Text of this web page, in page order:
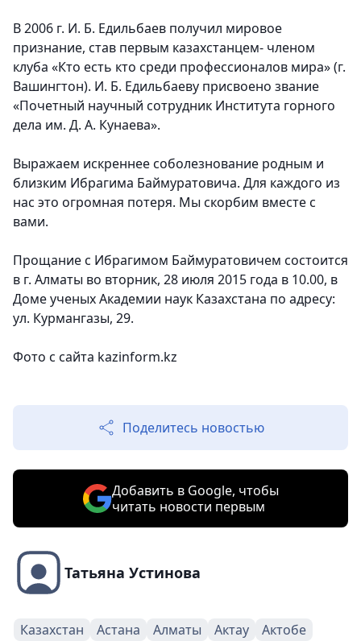
В 2006 г. И. Б. Едильбаев получил мировое
признание, став первым казахстанцем- членом
клуба «Кто есть кто среди профессионалов мира» (г.
Вашингтон). И. Б. Едильбаеву присвоено звание
«Почетный научный сотрудник Института горного
дела им. Д. А. Кунаева».
Выражаем искреннее соболезнование родным и
близким Ибрагима Баймуратовича. Для каждого из
нас это огромная потеря. Мы скорбим вместе с
вами.
Прощание с Ибрагимом Баймуратовичем состоится
в г. Алматы во вторник, 28 июля 2015 года в 10.00, в
Доме ученых Академии наук Казахстана по адресу:
ул. Курмангазы, 29.
Фото с сайта kazinform.kz
Поделитесь новостью
Добавить в Google, чтобы
читать новости первым
Татьяна Устинова
Казахстан Астана Алматы Актау Актобе